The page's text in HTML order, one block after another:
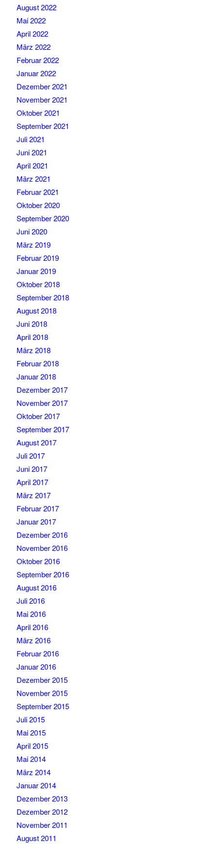
August 2022
Mai 2022
April 2022
März 2022
Februar 2022
Januar 2022
Dezember 2021
November 2021
Oktober 2021
September 2021
Juli 2021
Juni 2021
April 2021
März 2021
Februar 2021
Oktober 2020
September 2020
Juni 2020
März 2019
Februar 2019
Januar 2019
Oktober 2018
September 2018
August 2018
Juni 2018
April 2018
März 2018
Februar 2018
Januar 2018
Dezember 2017
November 2017
Oktober 2017
September 2017
August 2017
Juli 2017
Juni 2017
April 2017
März 2017
Februar 2017
Januar 2017
Dezember 2016
November 2016
Oktober 2016
September 2016
August 2016
Juli 2016
Mai 2016
April 2016
März 2016
Februar 2016
Januar 2016
Dezember 2015
November 2015
September 2015
Juli 2015
Mai 2015
April 2015
Mai 2014
März 2014
Januar 2014
Dezember 2013
Dezember 2012
November 2011
August 2011